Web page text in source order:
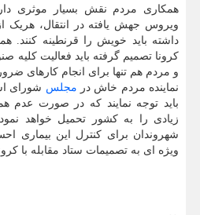
همکاری مردم نقش بسیار موثری
ویروس جهش یافته در انتقال، هریک
داشته باید خویش را قرنطینه کنند.
کرونا تصمیم گرفته باید فعالیت
و مردم هم تنها برای انجام کارهای
نماینده مردم خاش در مجلس شورای
باید توجه نمایند که در صورت عدم
زیادی را به کشور تحمیل خواهد
شهروندان برای کنترل این بیماری
ویژه ای به تصمیمات ستاد مقابله با